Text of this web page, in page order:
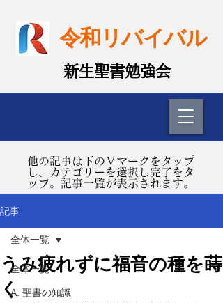
令和リバイバル
​新生聖書勉強会
​他の記事は下のＶマークをタップ
し、カテゴリーを選択し完了をタ
ップ。記事一覧が表示されます。
記事
全体一覧
A. 聖書の知識
全体一覧
うみ疲れずに福音の種を蒔
く